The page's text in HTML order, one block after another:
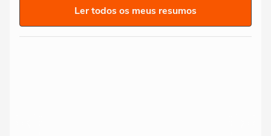
Ler todos os meus resumos